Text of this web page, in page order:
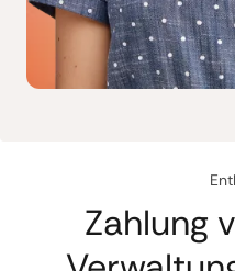
Zahlung